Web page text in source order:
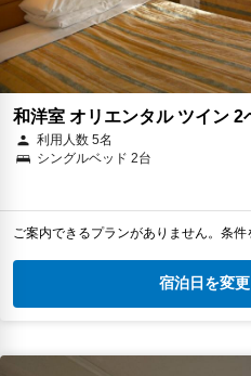
和洋室 オリエンタル ツイン 2
利用人数 5名
シングルベッド 2台
ご案内できるプランがありません。条件
宿泊日を変